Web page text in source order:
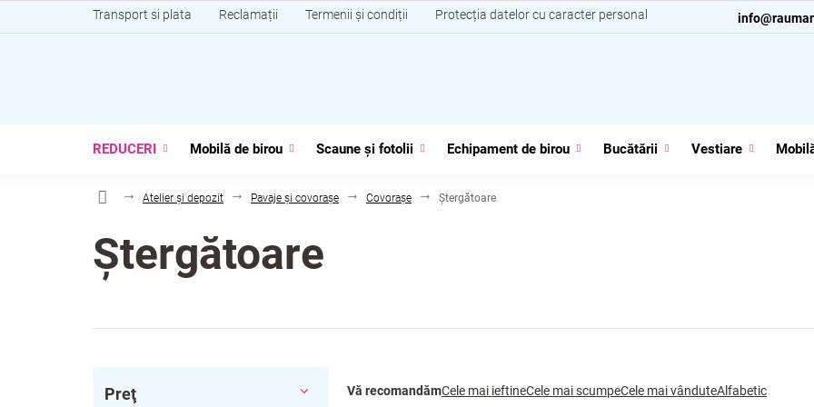
la
Transport si plata Reclamații Termenii și condiții Protecția datelor cu caracter personal
REDUCERI Mobilă de birou Scaune și fotolii Echipament de birou Bucătării Vestiare
Atelier și depozit Pavaje și covorașe Covorașe Ștergătoare
Ștergătoare
Preţ
e
Vă recomandămCele mai ieftineCele mai scumpeCele mai vânduteAlfabetic